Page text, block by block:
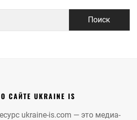
О САЙТЕ UKRAINE IS
ukraine-is.com — это медиа-